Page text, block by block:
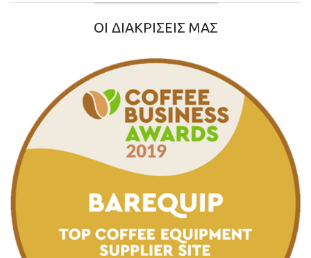
ΟΙ ΔΙΑΚΡΙΣΕΙΣ ΜΑΣ